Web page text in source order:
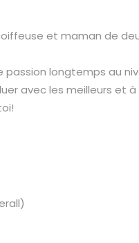
et maman de
passion longtemps au
avec les meilleurs et à